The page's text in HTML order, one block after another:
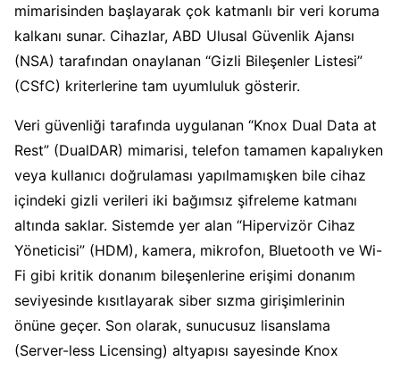
mimarisinden başlayarak çok katmanlı bir veri koruma
kalkanı sunar. Cihazlar, ABD Ulusal Güvenlik Ajansı
(NSA) tarafından onaylanan “Gizli Bileşenler Listesi”
(CSfC) kriterlerine tam uyumluluk gösterir.
Veri güvenliği tarafında uygulanan “Knox Dual Data at
Rest” (DualDAR) mimarisi, telefon tamamen kapalıyken
veya kullanıcı doğrulaması yapılmamışken bile cihaz
içindeki gizli verileri iki bağımsız şifreleme katmanı
altında saklar. Sistemde yer alan “Hipervizör Cihaz
Yöneticisi” (HDM), kamera, mikrofon, Bluetooth ve Wi-
Fi gibi kritik donanım bileşenlerine erişimi donanım
seviyesinde kısıtlayarak siber sızma girişimlerinin
önüne geçer. Son olarak, sunucusuz lisanslama
(Server-less Licensing) altyapısı sayesinde Knox